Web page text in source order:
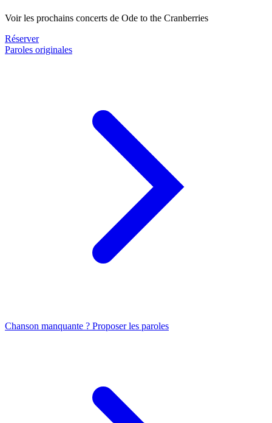
Voir les prochains concerts de Ode to the Cranberries
Réserver
Paroles originales
Chanson manquante ? Proposer les paroles